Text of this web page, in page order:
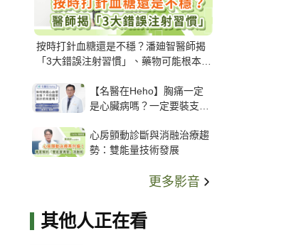
按時打針血糖還是不穩？潘廸智醫師揭
「3大錯誤注射習慣」、藥物可能根本沒
【名醫在Heho】胸痛一定
是心臟病嗎？一定要裝支
解析支架種類、風險與選擇
關鍵
心房顫動診斷與消融治療趨
勢：雙能量技術發展
更多影音
其他人正在看